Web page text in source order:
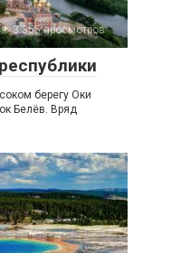
3 355 просмотров
берегу Оки
Белёв. Вряд